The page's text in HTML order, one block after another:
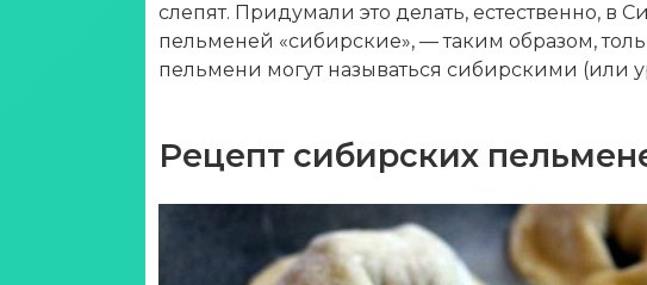
слепят. Придумали это делать, естественно, в
пельменей «сибирские», — таким образом,
пельмени могут называться сибирскими (или
Рецепт сибирских